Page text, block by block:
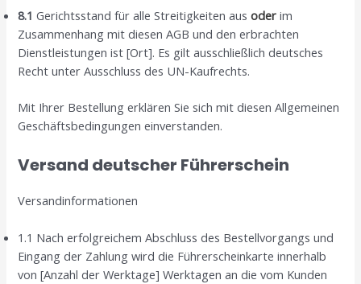
8.1 Gerichtsstand für alle Streitigkeiten ausoder im
Zusammenhang mit diesen AGB und den erbrachten
Dienstleistungen ist [Ort]. Es gilt ausschließlich deutsches
Recht unter Ausschluss des UN-Kaufrechts.
Mit Ihrer Bestellung erklären Sie sich mit diesen Allgemeinen
Geschäftsbedingungen einverstanden.
Versand deutscher Führerschein
Versandinformationen
1.1 Nach erfolgreichem Abschluss des Bestellvorgangs und
Eingang der Zahlung wird die Führerscheinkarte innerhalb
von [Anzahl der Werktage] Werktagen an die vom Kunden